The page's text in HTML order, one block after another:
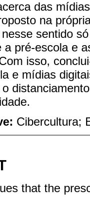
das
na
sentido
a pré-escola e
isso,
e mídias
Cibercultura;
that the